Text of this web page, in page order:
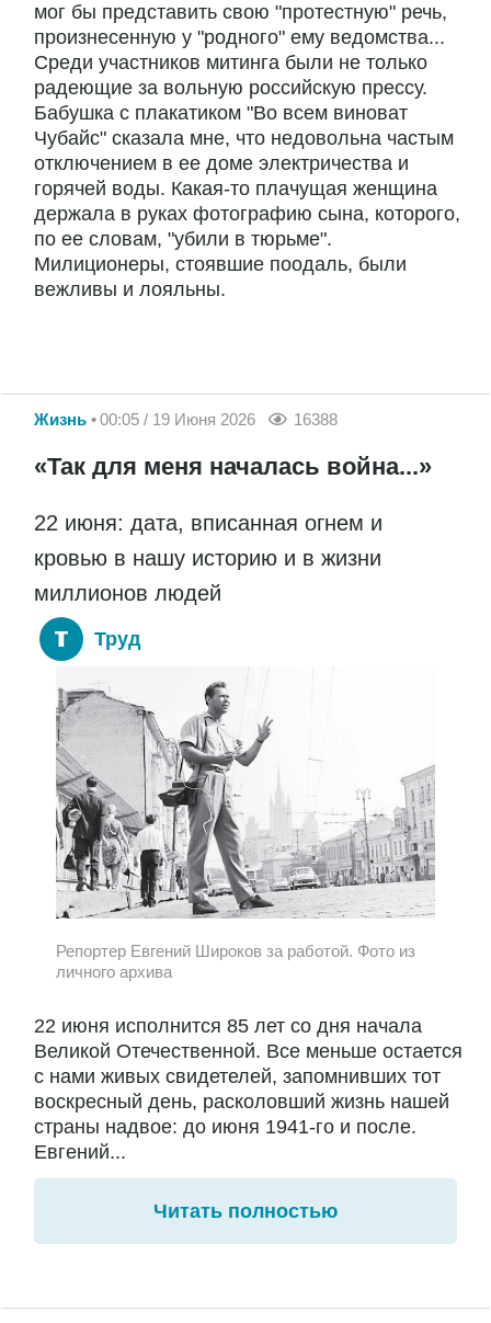
мог бы представить свою "протестную" речь,
произнесенную у "родного" ему ведомства...
Среди участников митинга были не только
радеющие за вольную российскую прессу.
Бабушка с плакатиком "Во всем виноват
Чубайс" сказала мне, что недовольна частым
отключением в ее доме электричества и
горячей воды. Какая-то плачущая женщина
держала в руках фотографию сына, которого,
по ее словам, "убили в тюрьме".
Милиционеры, стоявшие поодаль, были
вежливы и лояльны.
Жизнь 00:05 / 19 Июня 2026 16388
«Так для меня началась война...»
22 июня: дата, вписанная огнем и
кровью в нашу историю и в жизни
миллионов людей
Труд
Репортер Евгений Широков за работой. Фото из
личного архива
22 июня исполнится 85 лет со дня начала
Великой Отечественной. Все меньше остается
с нами живых свидетелей, запомнивших тот
воскресный день, расколовший жизнь нашей
страны надвое: до июня 1941-го и после.
Евгений...
Читать полностью